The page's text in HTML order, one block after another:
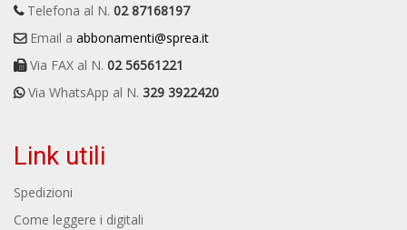
Telefona al N. 02 87168197
Email a abbonamenti@sprea.it
Via FAX al N. 02 56561221
Via WhatsApp al N. 329 3922420
Link utili
Spedizioni
Come leggere i digitali